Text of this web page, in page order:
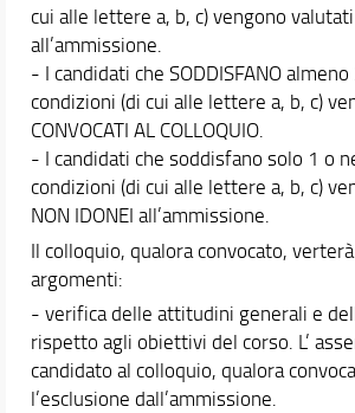
cui alle lettere a, b, c) vengono valutati
all’ammissione.
- I candidati che SODDISFANO
condizioni (di cui alle lettere a, b, c)
CONVOCATI AL COLLOQUIO.
- I candidati che soddisfano solo 1 o
condizioni (di cui alle lettere a, b, c)
NON IDONEI all’ammissione.
Il colloquio, qualora convocato,
argomenti:
- verifica delle attitudini generali e
rispetto agli obiettivi del corso. L’
candidato al colloquio, qualora
l’esclusione dall’ammissione.